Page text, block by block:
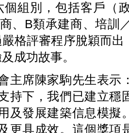
個組別，包括客戶（
、B類承建商、培訓
格評審程序脫穎而
成功故事。
主席陳家駒先生表示
持下，我們已建立穩
及發展建築信息模擬
更具成效。這個獎項